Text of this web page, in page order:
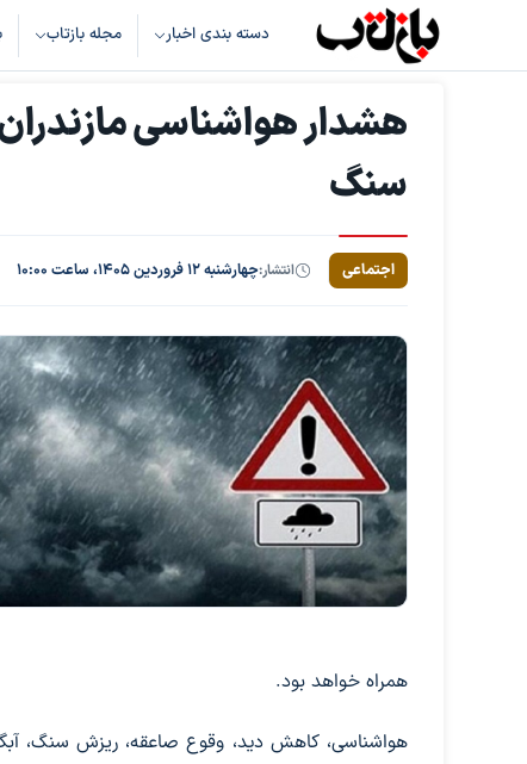
دسته بندی اخبار مجله بازتاب
هشدار هواشناسی
سنگ
اجتماعی انتشار:چهارشنبه ۱۲ فروردین ۱۴۰۵، ساعت ۱۰:۰۰
همراه خواهد بود.
هواشناسی، کاهش دید، وقوع صاعقه، ریزش سنگ،